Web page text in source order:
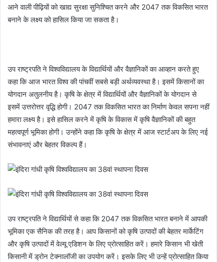
आने वाली पीढ़ियों को खाद्य सुरक्षा सुनिश्चित करने और 2047 तक विकसित भारत
बनाने के लक्ष्य को हासिल किया जा सकता है।
उप राष्ट्रपति ने विश्वविद्यालय के विद्यार्थियों और वैज्ञानिकों का आव्हान करते हुए
कहा कि आज भारत विश्व की पांचवीं सबसे बड़ी अर्थव्यवस्था है। इसमें किसानों का
योगदान अतुलनीय है। कृषि के क्षेत्र में विद्यार्थियों और वैज्ञानिकों के योगदान से
इसमें उत्तरोत्तर वृद्धि होगी। 2047 तक विकसित भारत का निर्माण केवल सपना नहीं
हमारा लक्ष्य है। इसे हासिल करने में कृषि के विकास में कृषि वैज्ञानिकों की बहुत
महत्वपूर्ण भूमिका होगी। उन्होंने कहा कि कृषि के क्षेत्र में आज स्टार्टअप के लिए नई
संभावनाएं और बेहतर विकल्प हैं।
उप राष्ट्रपति ने विद्यार्थियों से कहा कि 2047 तक विकसित भारत बनाने में आपकी
भूमिका एक सैनिक की तरह है। आप किसानों को कृषि उत्पादों की बेहतर मार्केटिंग
और कृषि उत्पादों में वेल्यू एडिशन के लिए प्रोत्साहित करें। हमारे किसान भी खेती
किसानी में ड्रोन टेक्नालॉजी का उपयोग करें। इसके लिए भी उन्हें प्रोत्साहित किया